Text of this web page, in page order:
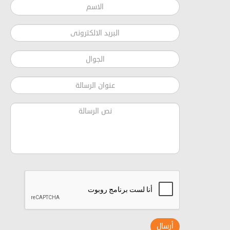
أرسال